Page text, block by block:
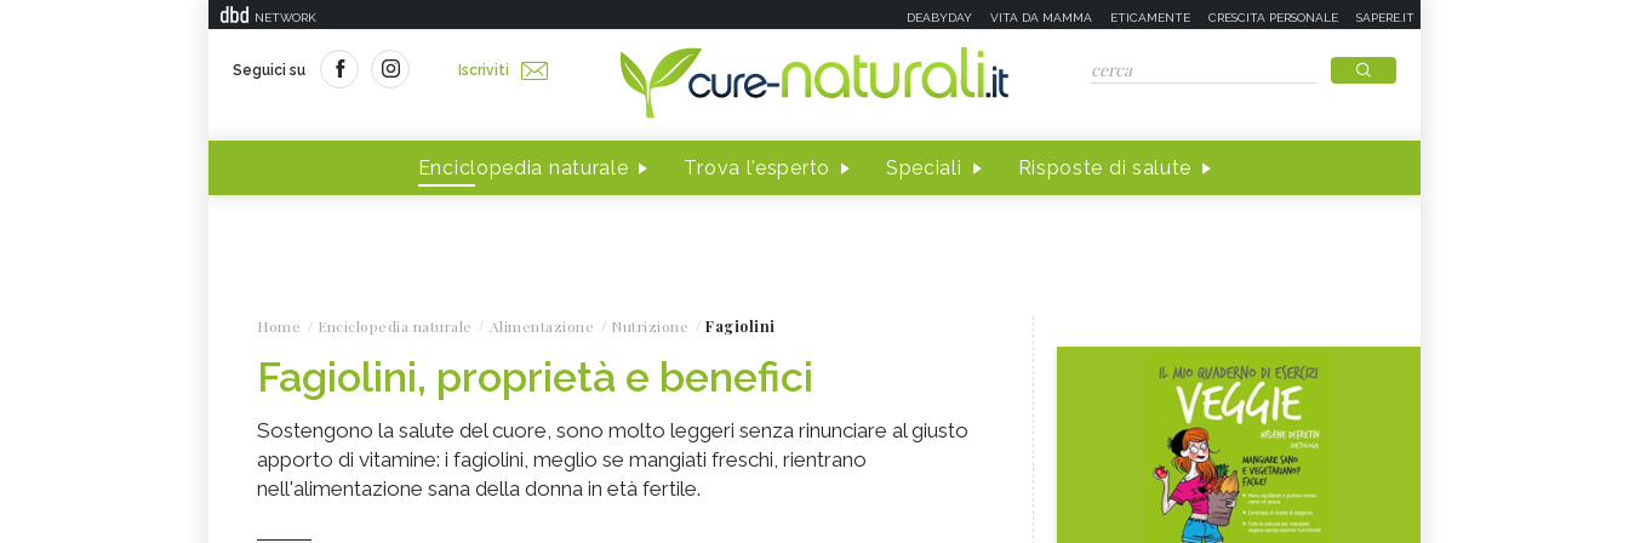
NETWORK DEABYDAY VITA DA MAMMA ETICAMENTE CRESCITA PERSONALE SAPERE.IT
Seguici su Iscriviti
Enciclopedia naturale Trova l'esperto Speciali Risposte di salute
Home Enciclopedia naturale Alimentazione Nutrizione Fagiolini
Fagiolini, proprietà e benefici
Sostengono la salute del cuore, sono molto leggeri senza rinunciare al giusto
apporto di vitamine: i fagiolini, meglio se mangiati freschi, rientrano
nell'alimentazione sana della donna in età fertile.